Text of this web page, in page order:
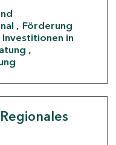
Förderung
Investitionen in